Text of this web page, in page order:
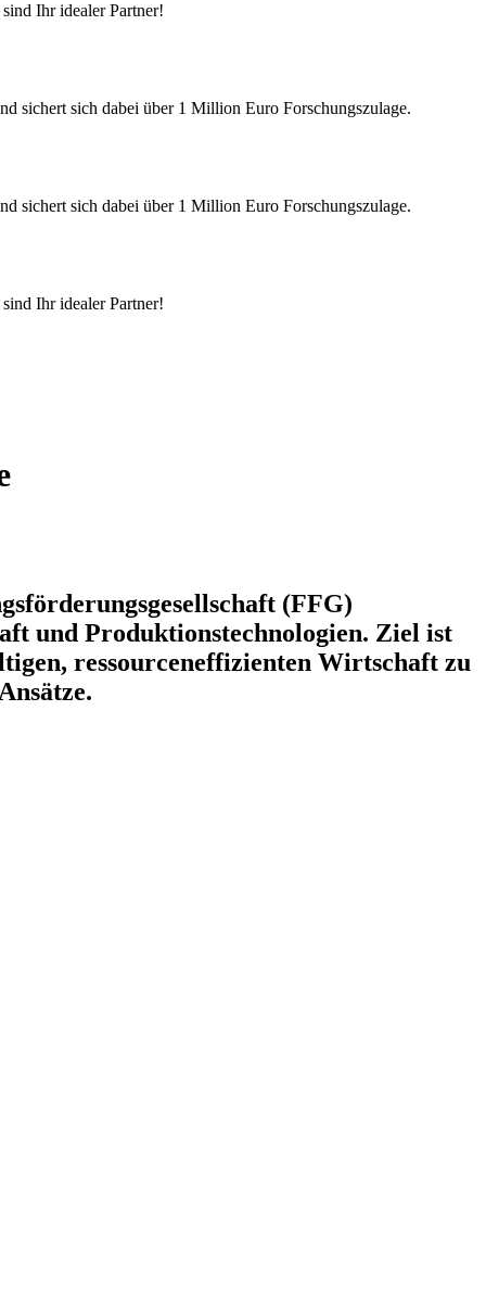
Ihr idealer Partner!
sichert sich dabei über 1 Million Euro Forschungszulage.
sichert sich dabei über 1 Million Euro Forschungszulage.
Ihr idealer Partner!
(FFG)
und Produktionstechnologien. Ziel ist
ressourceneffizienten Wirtschaft zu